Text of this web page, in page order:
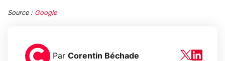
Source : Google
Par Corentin Béchade